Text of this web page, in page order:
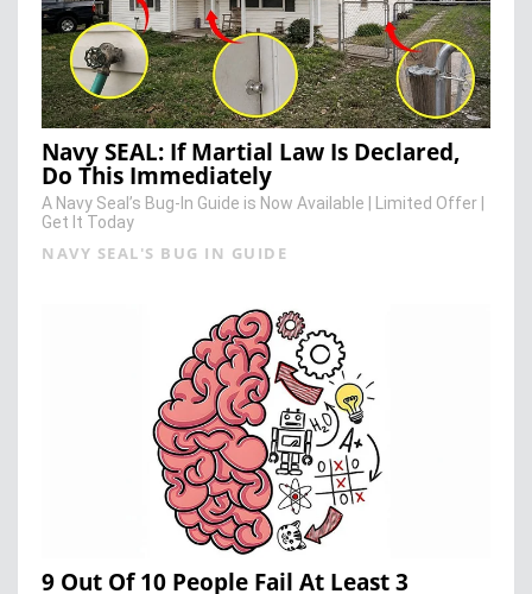
Navy SEAL: If Martial Law Is Declared,
Do This Immediately
A Navy Seal’s Bug-In Guide is Now Available | Limited Offer |
Get It Today
NAVY SEAL'S BUG IN GUIDE
9 Out Of 10 People Fail At Least 3